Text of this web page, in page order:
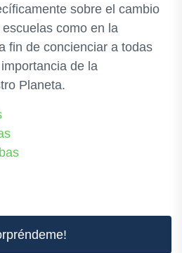
sobre el cambio
como en la
fin de concienciar a todas
de la
Planeta.